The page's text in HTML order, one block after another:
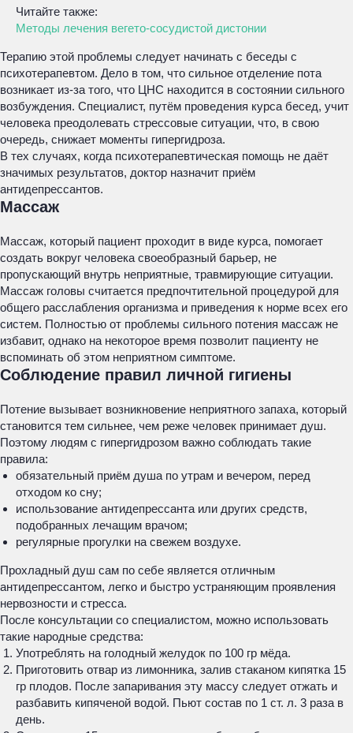
Читайте также:
Методы лечения вегето-сосудистой дистонии
Терапию этой проблемы следует начинать с беседы с
психотерапевтом. Дело в том, что сильное отделение пота
возникает из-за того, что ЦНС находится в состоянии сильного
возбуждения. Специалист, путём проведения курса бесед, учит
человека преодолевать стрессовые ситуации, что, в свою
очередь, снижает моменты гипергидроза.
В тех случаях, когда психотерапевтическая помощь не даёт
значимых результатов, доктор назначит приём
антидепрессантов.
Массаж
Массаж, который пациент проходит в виде курса, помогает
создать вокруг человека своеобразный барьер, не
пропускающий внутрь неприятные, травмирующие ситуации.
Массаж головы считается предпочтительной процедурой для
общего расслабления организма и приведения к норме всех его
систем. Полностью от проблемы сильного потения массаж не
избавит, однако на некоторое время позволит пациенту не
вспоминать об этом неприятном симптоме.
Соблюдение правил личной гигиены
Потение вызывает возникновение неприятного запаха, который
становится тем сильнее, чем реже человек принимает душ.
Поэтому людям с гипергидрозом важно соблюдать такие
правила:
обязательный приём душа по утрам и вечером, перед
отходом ко сну;
использование антидепрессанта или других средств,
подобранных лечащим врачом;
регулярные прогулки на свежем воздухе.
Прохладный душ сам по себе является отличным
антидепрессантом, легко и быстро устраняющим проявления
нервозности и стресса.
После консультации со специалистом, можно использовать
такие народные средства:
Употреблять на голодный желудок по 100 гр мёда.
Приготовить отвар из лимонника, залив стаканом кипятка 15
гр плодов. После запаривания эту массу следует отжать и
разбавить кипяченой водой. Пьют состав по 1 ст. л. 3 раза в
день.